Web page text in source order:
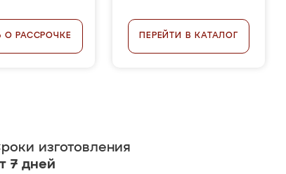
О РАССРОЧКЕ ПЕРЕЙТИ В КАТАЛОГ
изготовления
7 дней